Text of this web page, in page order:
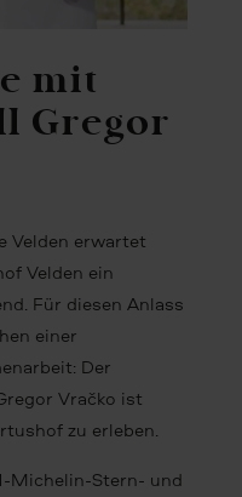
mit
Gregor
Velden erwartet
Velden ein
Für diesen Anlass
einer
Der
Vračko ist
zu erleben.
Michelin-Stern- und